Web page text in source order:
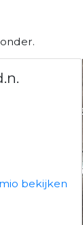
bekijken